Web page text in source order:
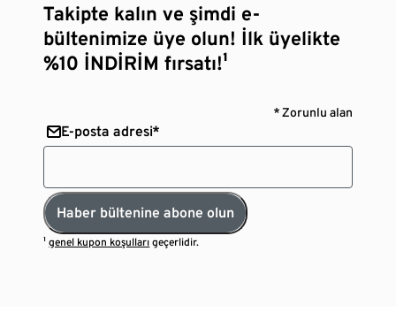
Takipte kalın ve şimdi e-
bültenimize üye olun! İlk üyelikte
%10 İNDİRİM fırsatı!¹
* Zorunlu alan
E-posta adresi*
Haber bültenine abone olun
¹genel kupon koşulları geçerlidir.